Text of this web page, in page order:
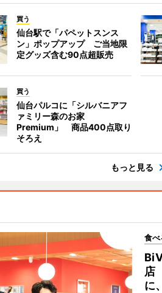
買う
仙台駅で「パペットスンス
ン」ポップアップ ご当地限
定グッズ含む90点超販売
買う
仙台パルコに「シルバニアフ
ァミリー森のお家
Premium」 商品400点取り
そろえ
もっと見る
食べ
店
に